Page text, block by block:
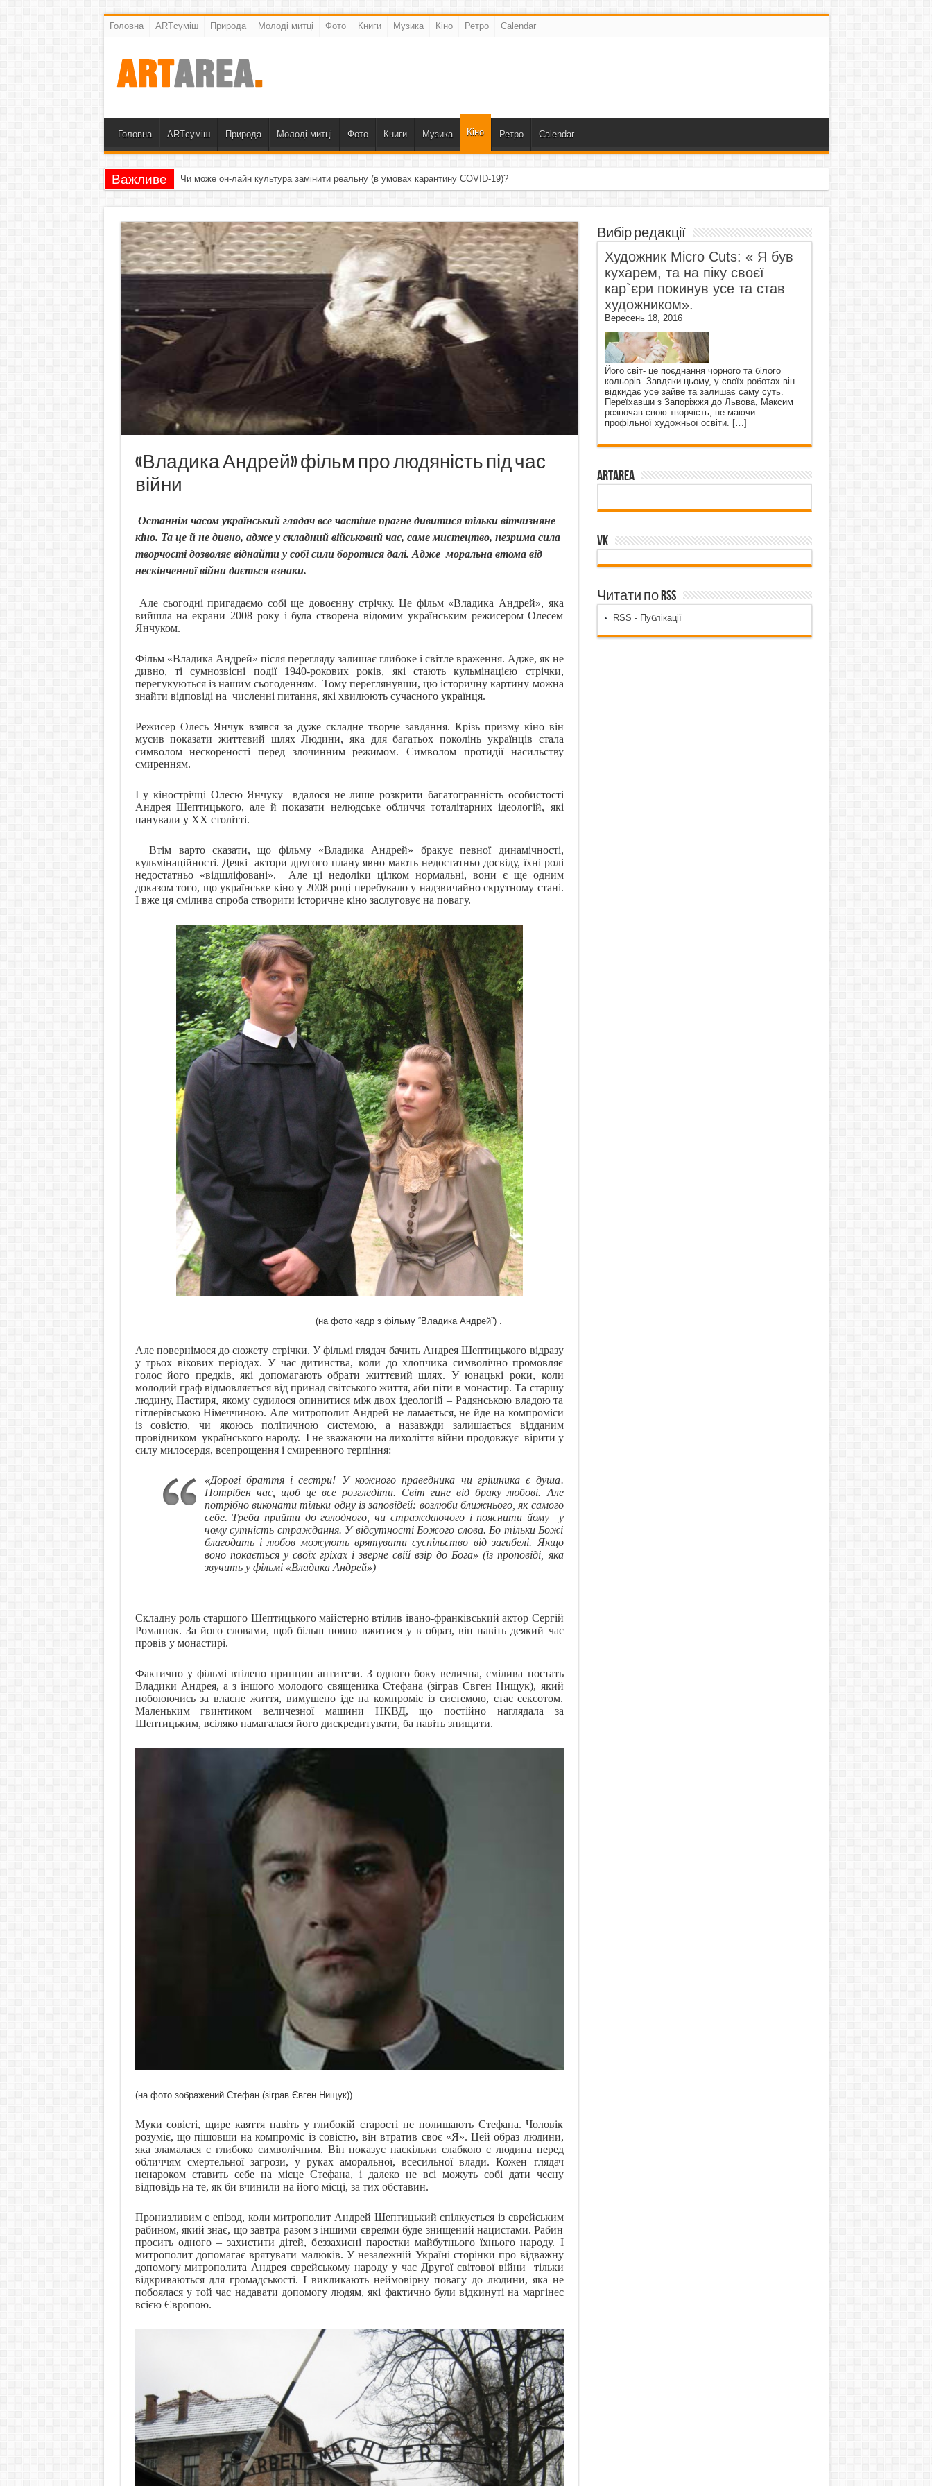
Головна ARTсуміш Природа Молоді митці Фото Книги Музика Кіно Ретро Calendar
Головна ARTсуміш Природа Молоді митці Фото Книги Музика Кіно Ретро Calendar
Важливе Чи може он-лайн культура замінити реальну (в умовах карантину COVID-19)?
«Владика Андрей» фільм про людяність під час
війни
Останнім часом український глядач все частіше прагне дивитися тільки вітчизняне
кіно. Та це й не дивно, адже у складний військовий час, саме мистецтво, незрима сила
творчості дозволяє віднайти у собі сили боротися далі. Адже моральна втома від
нескінченної війни дається взнаки.
Але сьогодні пригадаємо собі ще довоєнну стрічку. Це фільм «Владика Андрей», яка
вийшла на екрани 2008 року і була створена відомим українським режисером Олесем
Янчуком.
Фільм «Владика Андрей» після перегляду залишає глибоке і світле враження. Адже, як не
дивно, ті сумнозвісні події 1940-рокових років, які стають кульмінацією стрічки,
перегукуються із нашим сьогоденням. Тому переглянувши, цю історичну картину можна
знайти відповіді на численні питання, які хвилюють сучасного українця.
Режисер Олесь Янчук взявся за дуже складне творче завдання. Крізь призму кіно він
мусив показати життєвий шлях Людини, яка для багатьох поколінь українців стала
символом нескореності перед злочинним режимом. Символом протидії насильству
смиренням.
І у кінострічці Олесю Янчуку
вдалося не лише розкрити багатогранність особистості
Андрея Шептицького, але й показати нелюдське обличчя тоталітарних ідеологій, які
панували у ХХ столітті.
Втім варто сказати, що фільму «Владика Андрей» бракує певної динамічності,
кульмінаційності. Деякі
актори другого плану явно мають недостатньо досвіду, їхні ролі
недостатньо «відшліфовані». Але ці недоліки цілком нормальні, вони є ще одним
доказом того, що українське кіно у 2008 році перебувало у надзвичайно скрутному стані.
І вже ця смілива спроба створити історичне кіно заслуговує на повагу.
(на фото кадр з фільму “Владика Андрей”) .
Але повернімося до сюжету стрічки. У фільмі глядач бачить Андрея Шептицького відразу
у трьох вікових періодах. У час дитинства, коли до хлопчика символічно промовляє
голос його предків, які допомагають обрати життєвий шлях. У юнацькі роки, коли
молодий граф відмовляється від принад світського життя, аби піти в монастир. Та старшу
людину, Пастиря, якому судилося опинитися між двох ідеологій – Радянською владою та
гітлерівською Німеччиною. Але митрополит Андрей не ламається, не йде на компроміси
із совістю, чи якоюсь політичною системою, а назавжди залишається відданим
провідником українського народу. І не зважаючи на лихоліття війни продовжує вірити у
силу милосердя, всепрощення і смиренного терпіння:
«Дорогі браття і сестри! У кожного праведника чи грішника є душа.
Потрібен час, щоб це все розгледіти. Світ гине від браку любові. Але
потрібно виконати тільки одну із заповідей: возлюби ближнього, як самого
себе. Треба прийти до голодного, чи страждаючого і пояснити йому
у
чому сутність страждання. У відсутності Божого слова. Бо тільки Божі
благодать і любов можують врятувати суспільство від загибелі. Якщо
воно покається у своїх гріхах і зверне свій взір до Бога»(із проповіді, яка
звучить у фільмі «Владика Андрей»)
Складну роль старшого Шептицького майстерно втілив івано-франківський актор Сергій
Романюк. За його словами, щоб більш повно вжитися у в образ, він навіть деякий час
провів у монастирі.
Фактично у фільмі втілено принцип антитези. З одного боку велична, смілива постать
Владики Андрея, а з іншого молодого священика Стефана (зіграв Євген Нищук), який
побоюючись за власне життя, вимушено іде на компроміс із системою, стає сексотом.
Маленьким гвинтиком величезної машини НКВД, що постійно наглядала за
Шептицьким, всіляко намагалася його дискредитувати, ба навіть знищити.
(на фото зображений Стефан (зіграв Євген Нищук))
Муки совісті, щире каяття навіть у глибокій старості не полишають Стефана. Чоловік
розуміє, що пішовши на компроміс із совістю, він втратив своє «Я». Цей образ людини,
яка зламалася є глибоко символічним. Він показує наскільки слабкою є людина перед
обличчям смертельної загрози, у руках аморальної, всесильної влади. Кожен глядач
ненароком ставить себе на місце Стефана, і далеко не всі можуть собі дати чесну
відповідь на те, як би вчинили на його місці, за тих обставин.
Пронизливим є епізод, коли митрополит Андрей Шептицький спілкується із єврейським
рабином, який знає, що завтра разом з іншими євреями буде знищений нацистами. Рабин
просить одного – захистити дітей, беззахисні паростки майбутнього їхнього народу. І
митрополит допомагає врятувати малюків. У незалежній Україні сторінки про відважну
допомогу митрополита Андрея єврейському народу у час Другої світової війни
тільки
відкриваються для громадськості. І викликають неймовірну повагу до людини, яка не
побоялася у той час надавати допомогу людям, які фактично були відкинуті на маргінес
всією Європою.
Вибір редакції
Художник Micro Cuts: « Я був
кухарем, та на піку своєї
кар`єри покинув усе та став
художником».
Вересень 18, 2016
Його світ- це поєднання чорного та білого
кольорів. Завдяки цьому, у своїх роботах він
відкидає усе зайве та залишає саму суть.
Переїхавши з Запоріжжя до Львова, Максим
розпочав свою творчість, не маючи
профільної художньої освіти. […]
ArtArea
VK
Читати по RSS
RSS - Публікації